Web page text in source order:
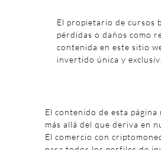
El propietario de cursos
pérdidas o daños como
contenida en este sitio
invertido única y
El contenido de esta
más allá del que deriva en
El comercio con